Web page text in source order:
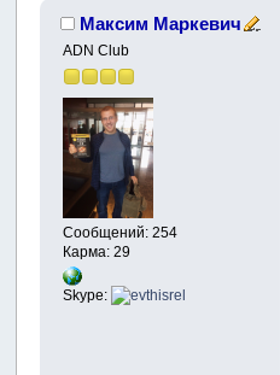
Максим Маркевич
ADN Club
Сообщений: 254
Карма: 29
Skype: